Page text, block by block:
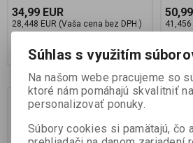
34,99 EUR
28,448 EUR (Vaša cena bez DPH:) 41,456
Súhlas s využitím
Na našom webe pracujeme so
ktoré nám pomáhajú skvalitniť
personalizovať ponuky.
Súbory cookies si pamätajú, čo